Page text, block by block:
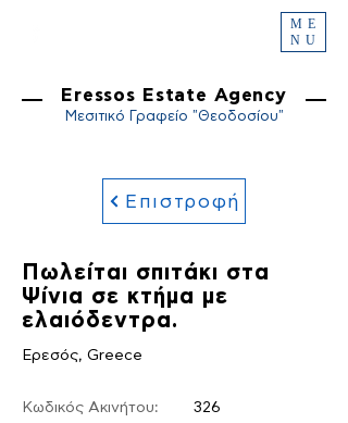
Eressos Estate Agency
Μεσιτικό Γραφείο "Θεοδοσίου"
ME
NU
Επιστροφή
Πωλείται σπιτάκι στα
Ψίνια σε κτήμα με
ελαιόδεντρα.
Ερεσός, Greece
Κωδικός Ακινήτου: 326